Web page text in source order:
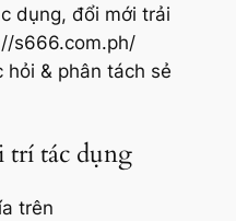
dụng, đổi mới trải
s666.com.ph/
& phân tách sẻ
trí tác dụng
trên